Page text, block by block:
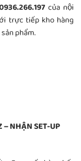
của nội
trực tiếp kho hàng
phẩm.
NHẬN SET-UP